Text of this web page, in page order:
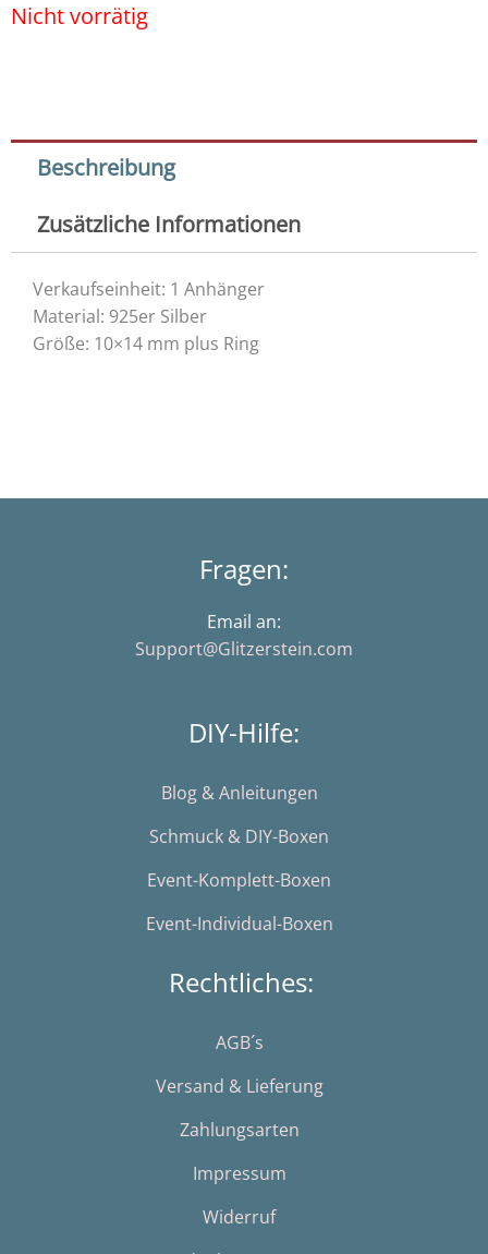
Nicht vorrätig
Beschreibung
Zusätzliche Informationen
Verkaufseinheit: 1 Anhänger
Material: 925er Silber
Größe: 10×14 mm plus Ring
Fragen:
Email an:
Support@Glitzerstein.com
DIY-Hilfe:
Blog & Anleitungen
Schmuck & DIY-Boxen
Event-Komplett-Boxen
Event-Individual-Boxen
Rechtliches:
AGB´s
Versand & Lieferung
Zahlungsarten
Impressum
Widerruf